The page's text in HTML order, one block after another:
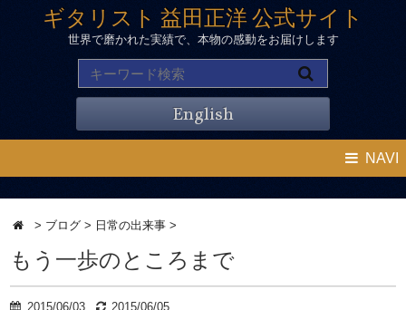
ギタリスト 益田正洋 公式サイト
世界で磨かれた実績で、本物の感動をお届けします
English
NAVI
> ブログ > 日常の出来事 >
もう一歩のところまで
2015/06/03 2015/06/05